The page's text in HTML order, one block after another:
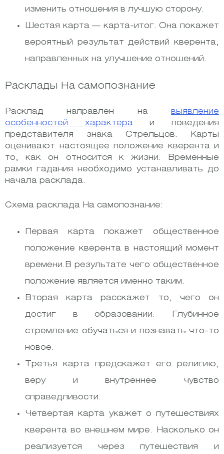
изменить отношения в лучшую сторону.
Шестая карта — карта-итог. Она покажет
вероятный результат действий кверента,
направленных на улучшение отношений.
Расклады На самопознание
Расклад направлен на выявление
особенностей характераи поведения
представителя знака Стрельцов. Карты
оценивают настоящее положение кверента и
то, как он относится к жизни. Временные
рамки гадания необходимо устанавливать до
начала расклада.
Схема расклада На самопознание:
Первая карта покажет общественное
положение кверента в настоящий момент
времени.В результате чего общественное
положение является именно таким.
Вторая карта расскажет то, чего он
достиг в образовании. Глубинное
стремление обучаться и познавать что-то
новое.
Третья карта предскажет его религию,
веру и внутреннее чувство
справедливости.
Четвертая карта укажет о путешествиях
кверента во внешнем мире. Насколько он
реализуется через путешествия и